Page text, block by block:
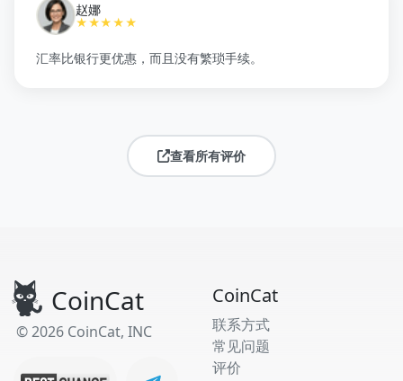
赵娜
★★★★★
汇率比银行更优惠，而且没有繁琐手续。
查看所有评价
CoinCat
© 2026 CoinCat, INC
CoinCat
联系方式
常见问题
评价